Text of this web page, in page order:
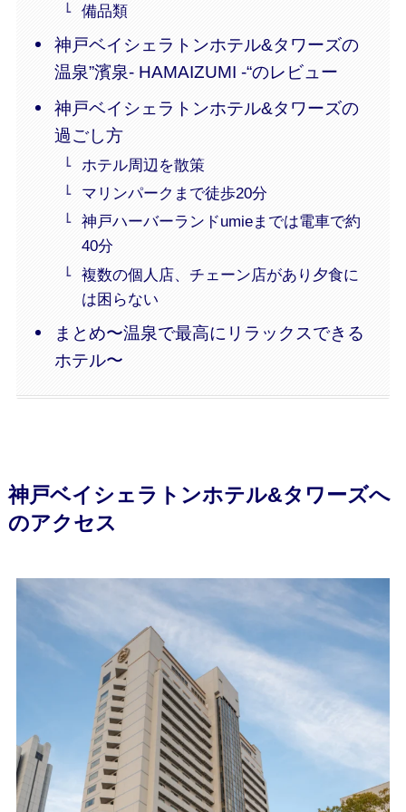
備品類
神戸ベイシェラトンホテル&タワーズの
温泉”濱泉- HAMAIZUMI -“のレビュー
神戸ベイシェラトンホテル&タワーズの
過ごし方
ホテル周辺を散策
マリンパークまで徒歩20分
神戸ハーバーランドumieまでは電車で約
40分
複数の個人店、チェーン店があり夕食に
は困らない
まとめ〜温泉で最高にリラックスできる
ホテル〜
神戸ベイシェラトンホテル&タワーズへ
のアクセス